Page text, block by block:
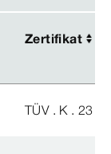
Zertifikat
Zertifikat
TÜV . K . 23 -